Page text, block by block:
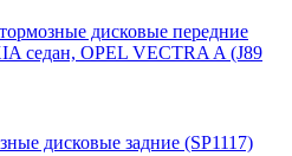
дисковые передние
седан, OPEL VECTRA A (J89
дисковые задние (SP1117)